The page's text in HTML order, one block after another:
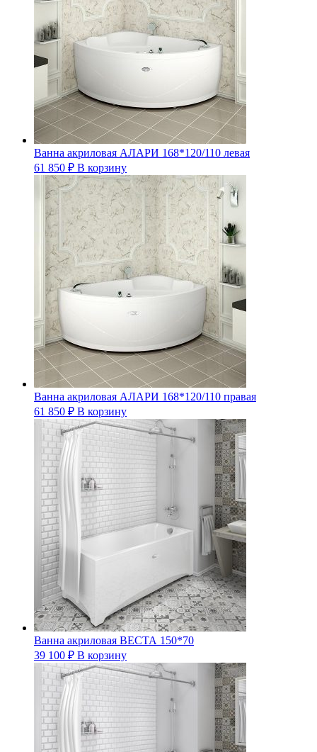
Ванна акриловая АЛАРИ 168*120/110 левая
61 850 ₽ В корзину
Ванна акриловая АЛАРИ 168*120/110 правая
61 850 ₽ В корзину
Ванна акриловая ВЕСТА 150*70
39 100 ₽ В корзину